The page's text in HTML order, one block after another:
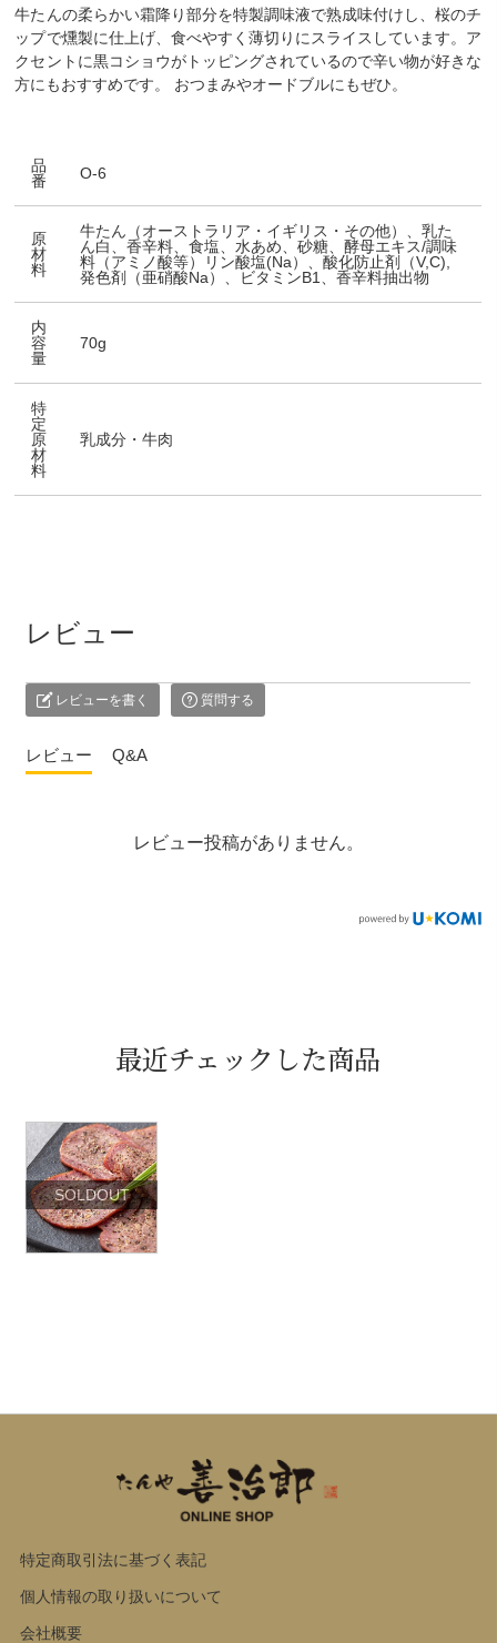
牛たんの柔らかい霜降り部分を特製調味液で熟成味付けし、桜のチ
ップで燻製に仕上げ、食べやすく薄切りにスライスしています。ア
クセントに黒コショウがトッピングされているので辛い物が好きな
方にもおすすめです。 おつまみやオードブルにもぜひ。
品
番
O-6
原
材
料
牛たん（オーストラリア・イギリス・その他）、乳た
ん白、香辛料、食塩、水あめ、砂糖、酵母エキス/調味
料（アミノ酸等）リン酸塩(Na）、酸化防止剤（V,C),
発色剤（亜硝酸Na）、ビタミンB1、香辛料抽出物
内
容
量
70g
特
定
原
材
料
乳成分・牛肉
レビュー
レビューを書く 質問する
レビュー Q&A
レビュー投稿がありません。
最近チェックした商品
SOLDOUT
特定商取引法に基づく表記
個人情報の取り扱いについて
会社概要